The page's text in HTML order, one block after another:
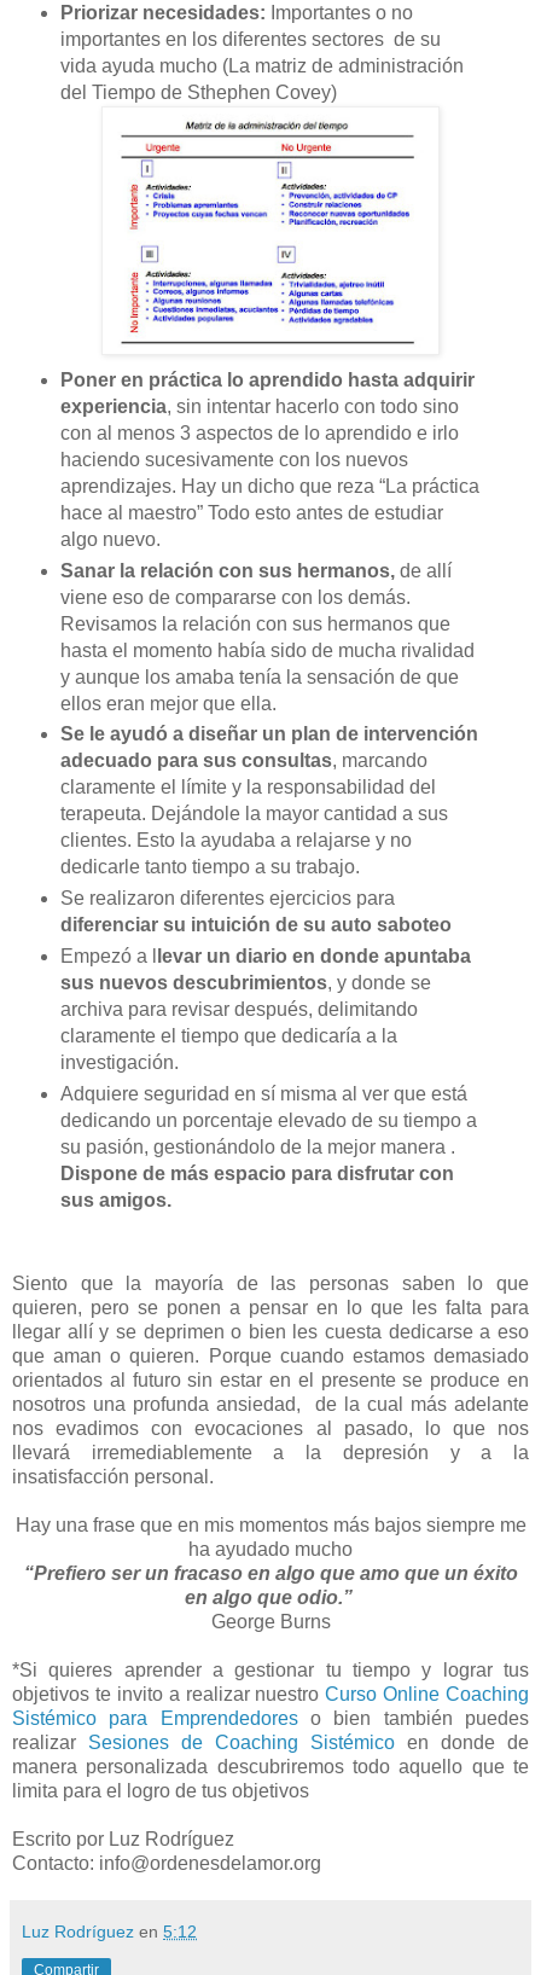
Priorizar necesidades: Importantes o no
importantes en los diferentes sectores de su
vida ayuda mucho (La matriz de administración
del Tiempo de Sthephen Covey)
Poner en práctica lo aprendido hasta adquirir
experiencia, sin intentar hacerlo con todo sino
con al menos 3 aspectos de lo aprendido e irlo
haciendo sucesivamente con los nuevos
aprendizajes. Hay un dicho que reza “La práctica
hace al maestro” Todo esto antes de estudiar
algo nuevo.
Sanar la relación con sus hermanos,de allí
viene eso de compararse con los demás.
Revisamos la relación con sus hermanos que
hasta el momento había sido de mucha rivalidad
y aunque los amaba tenía la sensación de que
ellos eran mejor que ella.
Se le ayudó a diseñar un plan de intervención
adecuado para sus consultas, marcando
claramente el límite y la responsabilidad del
terapeuta. Dejándole la mayor cantidad a sus
clientes. Esto la ayudaba a relajarse y no
dedicarle tanto tiempo a su trabajo.
Se realizaron diferentes ejercicios para
diferenciar su intuición de su auto saboteo
Empezó a l
levar un diario en donde apuntaba
sus nuevos descubrimientos, y donde se
archiva para revisar después, delimitando
claramente el tiempo que dedicaría a la
investigación.
Adquiere seguridad en sí misma al ver que está
dedicando un porcentaje elevado de su tiempo a
su pasión, gestionándolo de la mejor manera .
Dispone de más espacio para disfrutar con
sus amigos.
Siento que la mayoría de las personas saben lo que
quieren, pero se ponen a pensar en lo que les falta para
llegar allí y se deprimen o bien les cuesta dedicarse a eso
que aman o quieren. Porque cuando estamos demasiado
orientados al futuro sin estar en el presente se produce en
nosotros una profunda ansiedad, de la cual más adelante
nos evadimos con evocaciones al pasado, lo que nos
llevará irremediablemente a la depresión y a la
insatisfacción personal.
Hay una frase que en mis momentos más bajos siempre me
ha ayudado mucho
“Prefiero ser un fracaso en algo que amo que un éxito
en algo que odio.”
George Burns
*Si quieres aprender a gestionar tu tiempo y lograr tus
objetivos te invito a realizar nuestroCurso Online Coaching
Sistémico para Emprendedoreso bien también puedes
realizar Sesiones de Coaching Sistémico en donde de
manera personalizada descubriremos todo aquello que te
limita para el logro de tus objetivos
Escrito por Luz Rodríguez
Contacto: info@ordenesdelamor.org
Luz Rodríguez en 5:12
Compartir